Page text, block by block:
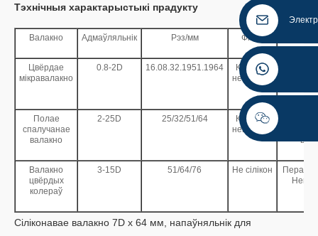
Тэхнічныя характарыстыкі прадукту
Валакно Адмаўляльнік Рэз/мм Фініш
Цвёрдае
мікравалакно
0.8-2D 16.08.32.1951.1964
Крэмній/
некрэмній
Полае
спалучанае
валакно
2-25D 25/32/51/64
Крэмній/
некрэмній
Валакно
цвёрдых
колераў
3-15D 51/64/76 Не сілікон
Сіліконавае валакно 7D x 64 мм, напаўняльнік для